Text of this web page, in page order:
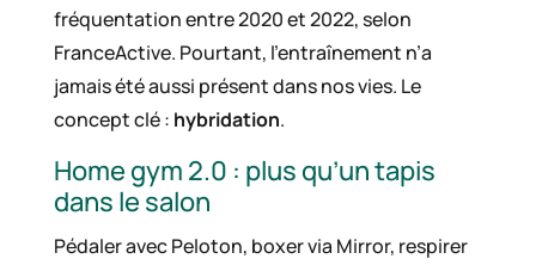
fréquentation entre 2020 et 2022, selon
FranceActive. Pourtant, l’entraînement n’a
jamais été aussi présent dans nos vies. Le
concept clé : hybridation.
Home gym 2.0 : plus qu’un tapis
dans le salon
Pédaler avec Peloton, boxer via Mirror, respirer